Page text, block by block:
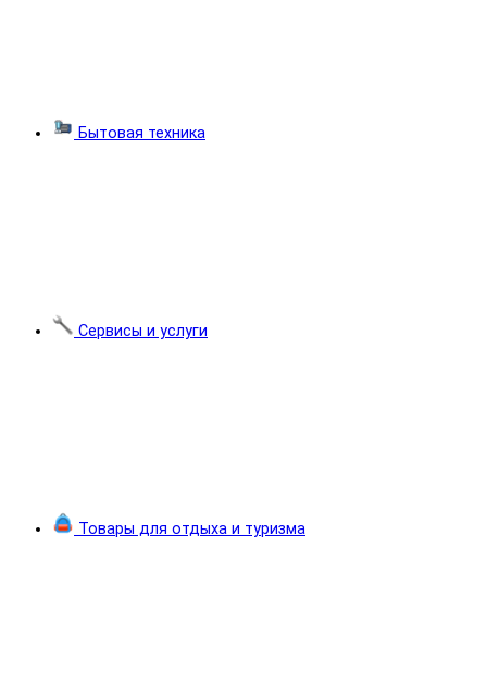
Бытовая техника
Сервисы и услуги
Товары для отдыха и туризма